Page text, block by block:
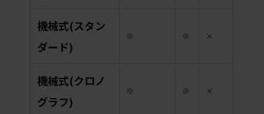
機械式(スタン
ダード)
※ ※ ×
機械式(クロノ
グラフ)
※ ※ ×